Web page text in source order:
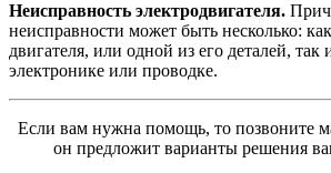
Неисправность электродвигателя.
неисправности может быть несколько:
двигателя, или одной из его деталей,
электронике или проводке.
Если вам нужна помощь, то позвоните
он предложит варианты решения